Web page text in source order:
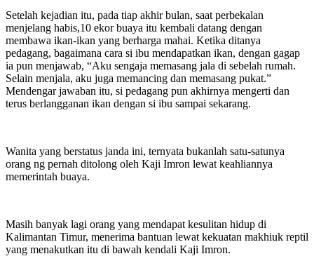
Setelah kejadian itu, pada tiap akhir bulan, saat perbekalan
menjelang habis,10 ekor buaya itu kembali datang dengan
membawa ikan-ikan yang berharga mahai. Ketika ditanya
pedagang, bagaimana cara si ibu mendapatkan ikan, dengan gagap
ia pun menjawab, “Aku sengaja memasang jala di sebelah rumah.
Selain menjala, aku juga memancing dan memasang pukat.”
Mendengar jawaban itu, si pedagang pun akhirnya mengerti dan
terus berlangganan ikan dengan si ibu sampai sekarang.
Wanita yang berstatus janda ini, ternyata bukanlah satu-satunya
orang ng pernah ditolong oleh Kaji Imron lewat keahliannya
memerintah buaya.
Masih banyak lagi orang yang mendapat kesulitan hidup di
Kalimantan Timur, menerima bantuan lewat kekuatan makhiuk reptil
yang menakutkan itu di bawah kendali Kaji Imron.